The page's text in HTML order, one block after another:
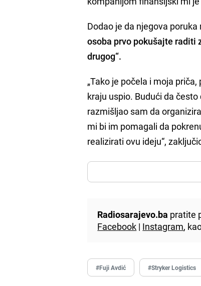
Dodao je da njegova
osoba prvo pokušajte raditi
drugog“.
„Tako je počela i moja
kraju uspio. Budući da često
razmišljao sam da
mi bi im pomagali da
realizirati ovu ideju“,
Radiosarajevo.ba pratite
Facebook | Instagram,
#Fuji Avdić #Stryker Logistics